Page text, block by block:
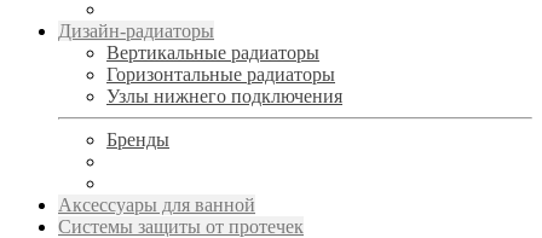
Дизайн-радиаторы
Вертикальные радиаторы
Горизонтальные радиаторы
Узлы нижнего подключения
Бренды
Аксессуары для ванной
Системы защиты от протечек